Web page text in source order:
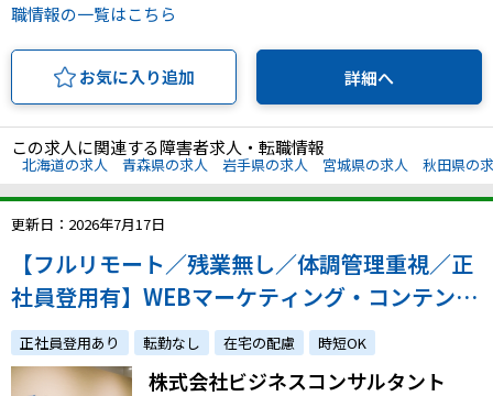
職情報の一覧はこちら
お気に入り追加 詳細へ
この求人に関連する障害者求人・転職情報
北海道の求人 青森県の求人 岩手県の求人 宮城県の求人 秋田県の
更新日：2026年7月17日
【フルリモート／残業無し／体調管理重視／正
社員登用有】WEBマーケティング・コンテンツ
作成／体調への配慮やご家庭との両立をしなが
ら経験を活かしませんか？
正社員登用あり 転勤なし 在宅の配慮 時短OK
株式会社ビジネスコンサルタント